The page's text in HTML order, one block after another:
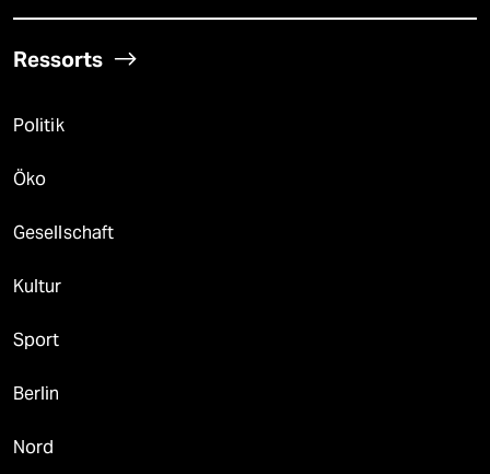
Ressorts
Politik
Öko
Gesellschaft
Kultur
Sport
Berlin
Nord